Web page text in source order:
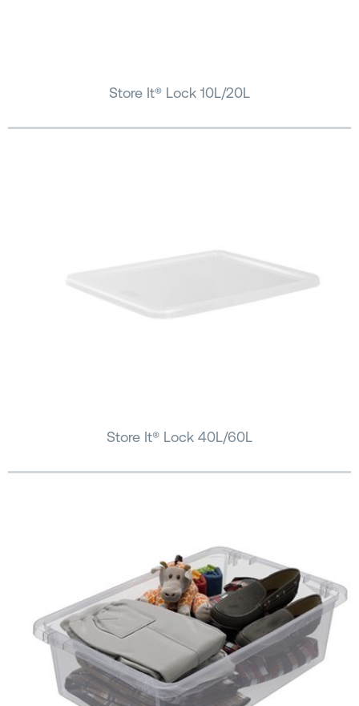
Store It® Lock 10L/20L
Store It® Lock 40L/60L